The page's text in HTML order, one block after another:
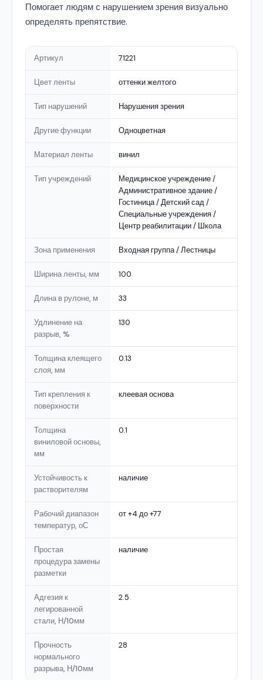
Помогает людям с нарушением зрения визуально
определять препятствие.
Артикул 71221
Цвет ленты оттенки желтого
Тип нарушений Нарушения зрения
Другие функции Одноцветная
Материал ленты винил
Тип учреждений
Медицинское учреждение /
Административное здание /
Гостиница / Детский сад /
Специальные учреждения /
Центр реабилитации / Школа
Зона применения Входная группа / Лестницы
Ширина ленты, мм 100
Длина в рулоне, м 33
Удлинение на
разрыв, %
130
Толщина клеящего
слоя, мм
0.13
Тип крепления к
поверхности
клеевая основа
Толщина
виниловой основы,
мм
0.1
Устойчивость к
растворителям
наличие
Рабочий диапазон
температур, оС
от +4 до +77
Простая
процедура замены
разметки
наличие
Адгезия к
легированной
стали, Н/10мм
2.5
Прочность
нормального
разрыва, Н/10мм
28